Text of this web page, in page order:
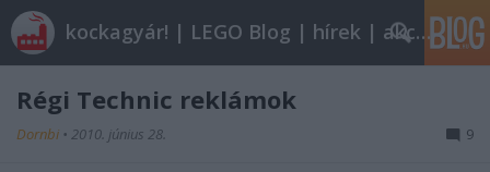
kockagyár! | LEGO Blog | hírek | akciók |
Régi Technic reklámok
Dornbi • 2010. június 28. 9